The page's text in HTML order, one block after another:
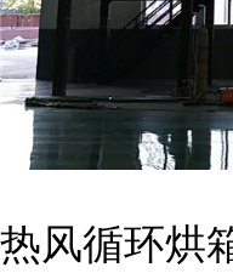
热风循环烘